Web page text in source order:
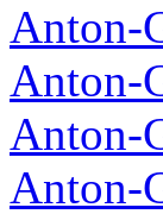
Anton-
Anton-
Anton-
Anton-